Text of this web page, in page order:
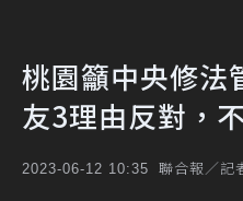
桃園籲中央修法
友3理由反對，
2023-06-12 10:35 聯合報／記